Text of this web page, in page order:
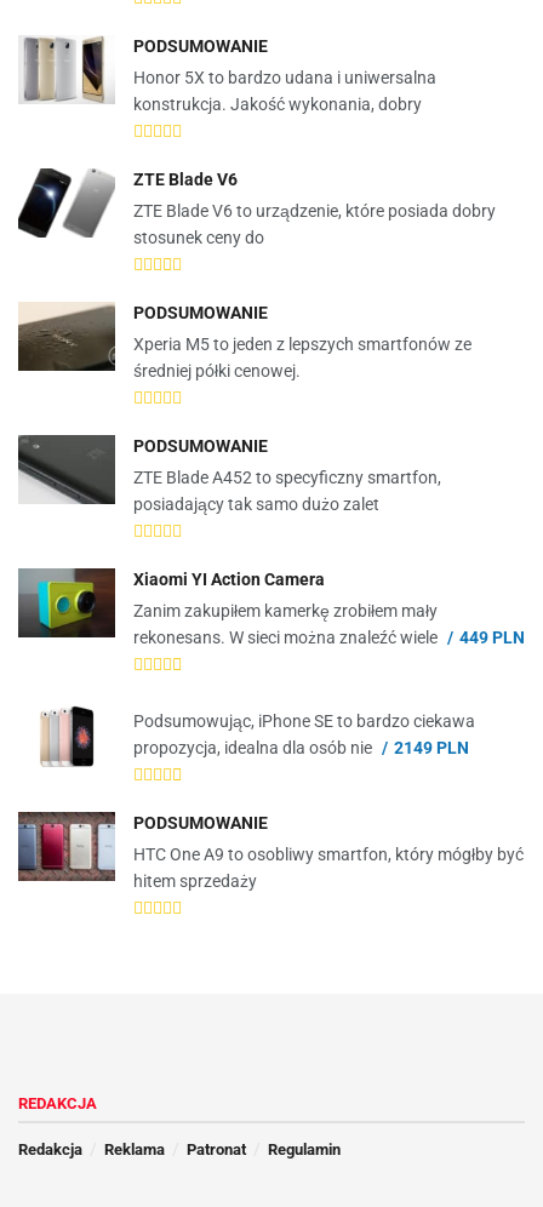
PODSUMOWANIE
Honor 5X to bardzo udana i uniwersalna
konstrukcja. Jakość wykonania, dobry
ZTE Blade V6
ZTE Blade V6 to urządzenie, które posiada dobry
stosunek ceny do
PODSUMOWANIE
Xperia M5 to jeden z lepszych smartfonów ze
średniej półki cenowej.
PODSUMOWANIE
ZTE Blade A452 to specyficzny smartfon,
posiadający tak samo dużo zalet
Xiaomi YI Action Camera
Zanim zakupiłem kamerkę zrobiłem mały
rekonesans. W sieci można znaleźć wiele
449 PLN
Podsumowując, iPhone SE to bardzo ciekawa
propozycja, idealna dla osób nie
2149 PLN
PODSUMOWANIE
HTC One A9 to osobliwy smartfon, który mógłby być
hitem sprzedaży
REDAKCJA
Redakcja Reklama Patronat Regulamin